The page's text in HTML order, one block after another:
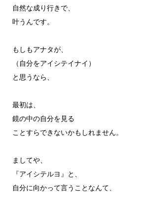
自然な成り行きで、
叶うんです。
もしもアナタが、
（自分をアイシテイナイ）
と思うなら、
最初は、
鏡の中の自分を見る
ことすらできないかもしれません。
ましてや、
『アイシテルヨ』と、
自分に向かって言うことなんて、